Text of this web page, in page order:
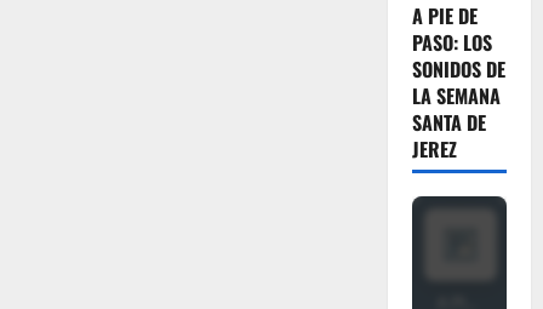
A PIE DE
PASO: LOS
SONIDOS DE
LA SEMANA
SANTA DE
JEREZ